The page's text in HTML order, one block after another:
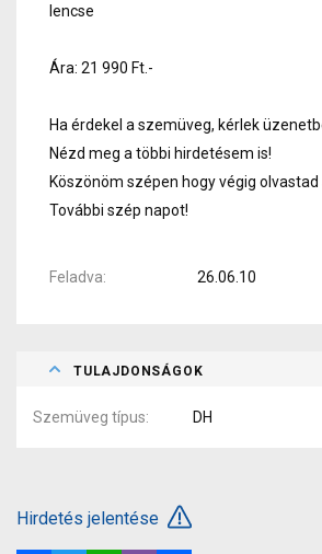
lencse
Ára: 21 990 Ft.-
Ha érdekel a szemüveg, kérlek
Nézd meg a többi hirdetésem is!
Köszönöm szépen hogy végig
További szép napot!
Feladva 26.06.10
TULAJDONSÁGOK
Szemüveg típus DH
Hirdetés jelentése